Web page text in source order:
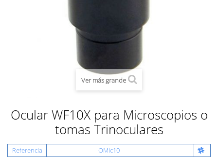
Ver más grande
Ocular WF10X para Microscopios o
tomas Trinoculares
Referencia
OMic10